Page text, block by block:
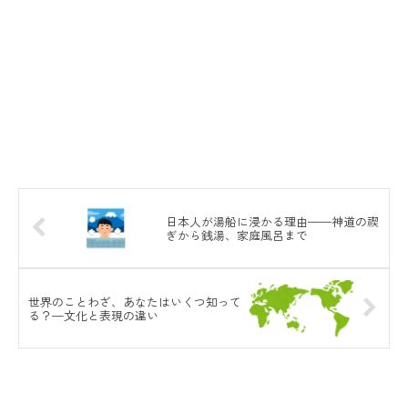
日本人が湯船に浸かる理由——神道の禊
ぎから銭湯、家庭風呂まで
世界のことわざ、あなたはいくつ知って
る？—文化と表現の違い